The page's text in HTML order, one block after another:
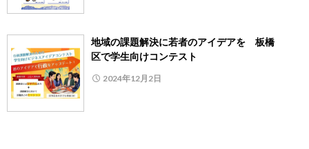
地域の課題解決に若者のアイデアを 板橋
区で学生向けコンテスト
2024年12月2日